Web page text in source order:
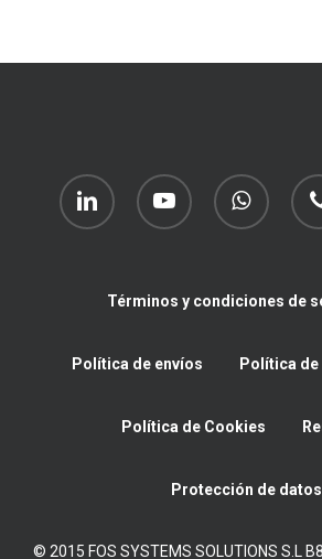
linkedin youtube whatsapp
Términos y condiciones de
Política de envíos Política
Política de Cookies
Protección de datos
© 2015 FOS SYSTEMS SOLUTIONS S.L